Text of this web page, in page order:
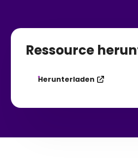
Ressource
Herunterladen